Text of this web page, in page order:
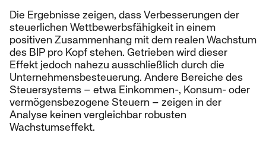
Die Ergebnisse zeigen, dass Verbesserungen der
steuerlichen Wettbewerbsfähigkeit in einem
positiven Zusammenhang mit dem realen Wachstum
des BIP pro Kopf stehen. Getrieben wird dieser
Effekt jedoch nahezu ausschließlich durch die
Unternehmensbesteuerung. Andere Bereiche des
Steuersystems – etwa Einkommen-, Konsum- oder
vermögensbezogene Steuern – zeigen in der
Analyse keinen vergleichbar robusten
Wachstumseffekt.